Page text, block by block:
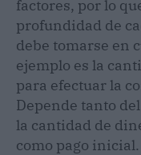
factores, por lo
profundidad de
debe tomarse en
ejemplo es la
para efectuar la
Depende tanto
la cantidad de
como pago inicial.